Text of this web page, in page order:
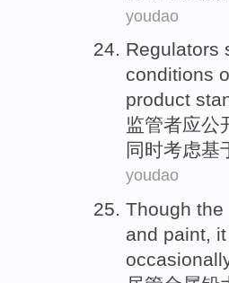
youdao
Regulators
conditions
product
监管者应公
同时考虑基
youdao
Though the
and paint,